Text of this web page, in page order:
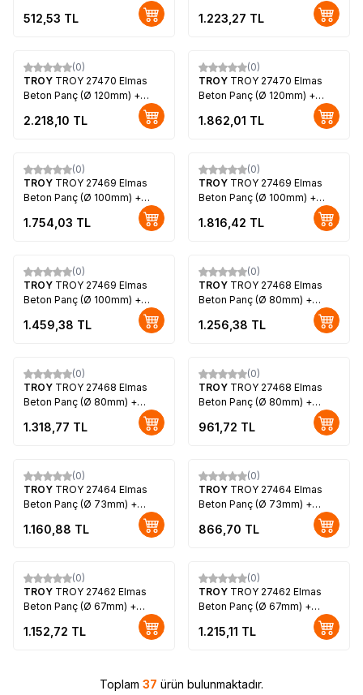
512,53 TL 1.223,27 TL
(0)
TROY TROY 27470 Elmas
Beton Panç (Ø 120mm) +
2.218,10 TL
(0)
TROY TROY 27470 Elmas
Beton Panç (Ø 120mm) +
1.862,01 TL
(0)
TROY TROY 27469 Elmas
Beton Panç (Ø 100mm) +
1.754,03 TL
(0)
TROY TROY 27469 Elmas
Beton Panç (Ø 100mm) +
1.816,42 TL
(0)
TROY TROY 27469 Elmas
Beton Panç (Ø 100mm) +
1.459,38 TL
(0)
TROY TROY 27468 Elmas
Beton Panç (Ø 80mm) +
1.256,38 TL
(0)
TROY TROY 27468 Elmas
Beton Panç (Ø 80mm) +
1.318,77 TL
(0)
TROY TROY 27468 Elmas
Beton Panç (Ø 80mm) +
961,72 TL
(0)
TROY TROY 27464 Elmas
Beton Panç (Ø 73mm) +
1.160,88 TL
(0)
TROY TROY 27464 Elmas
Beton Panç (Ø 73mm) +
866,70 TL
(0)
TROY TROY 27462 Elmas
Beton Panç (Ø 67mm) +
1.152,72 TL
(0)
TROY TROY 27462 Elmas
Beton Panç (Ø 67mm) +
1.215,11 TL
Toplam 37 ürün bulunmaktadır.